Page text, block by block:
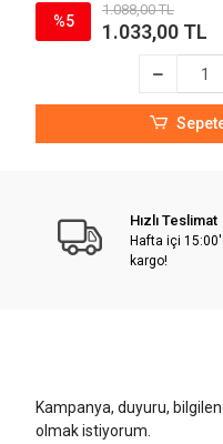
%5
1.088,00 TL
1.033,00 TL
Hızlı Teslimat
Hafta içi
kargo!
Kampanya, duyuru,
olmak istiyorum.